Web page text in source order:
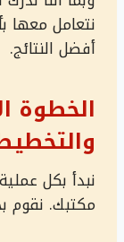
نتعامل
أفضل النتائج.
الخطوة
نبدأ بكل
مكتبك. نقوم